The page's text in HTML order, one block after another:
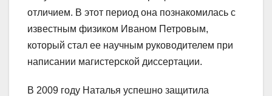
отличием. В этот период она познакомилась с
известным физиком Иваном Петровым,
который стал ее научным руководителем при
написании магистерской диссертации.
В 2009 году Наталья успешно защитила